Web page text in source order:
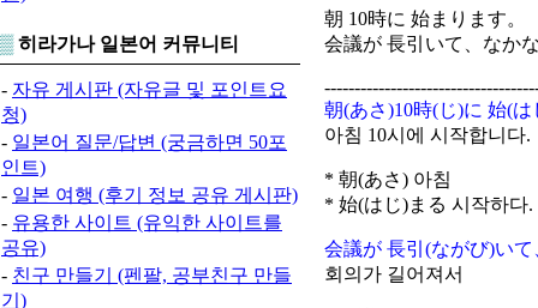
▒히라가나 일본어 커뮤니티
- 자유 게시판 (자유글 및 포인트요
청)
- 일본어 질문/답변 (궁금하면 50포
인트)
- 일본 여행 (후기 정보 공유 게시판)
- 유용한 사이트 (유익한 사이트를
공유)
- 친구 만들기 (펜팔, 공부친구 만들
기)
朝 10時に 始まります。
会議が 長引いて、なか
朝(あさ)10時(じ)に 始(
아침 10시에 시작합니다.
* 朝(あさ) 아침
* 始(はじ)まる 시작하다.
会議が 長引(ながび)いて
회의가 길어져서